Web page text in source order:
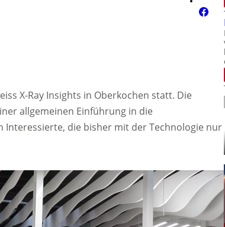
X-Ray Insights in Oberkochen statt. Die
allgemeinen Einführung in die
die bisher mit der Technologie nur